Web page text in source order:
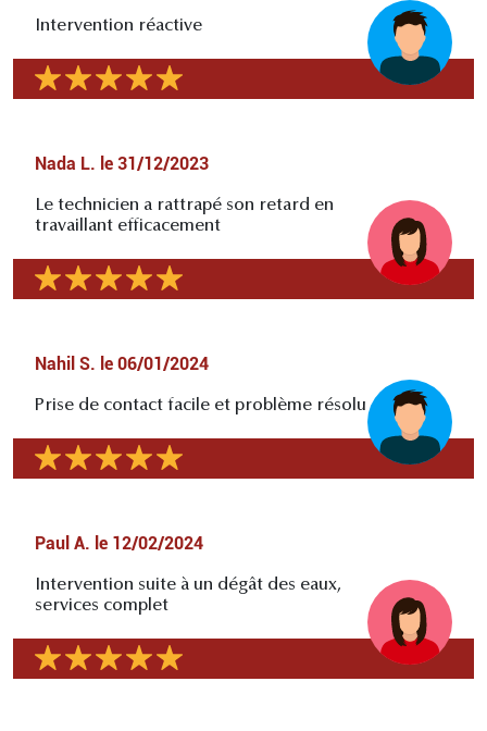
Intervention réactive
Nada L. le 31/12/2023
Le technicien a rattrapé son retard en
travaillant efficacement
Nahil S. le 06/01/2024
Prise de contact facile et problème résolu
Paul A. le 12/02/2024
Intervention suite à un dégât des eaux,
services complet